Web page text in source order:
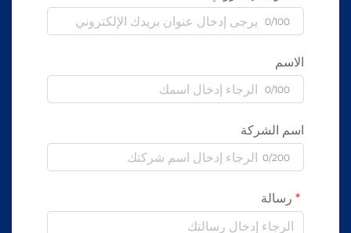
0/100
الاسم
0/100
اسم الشركة
0/200
رسالة